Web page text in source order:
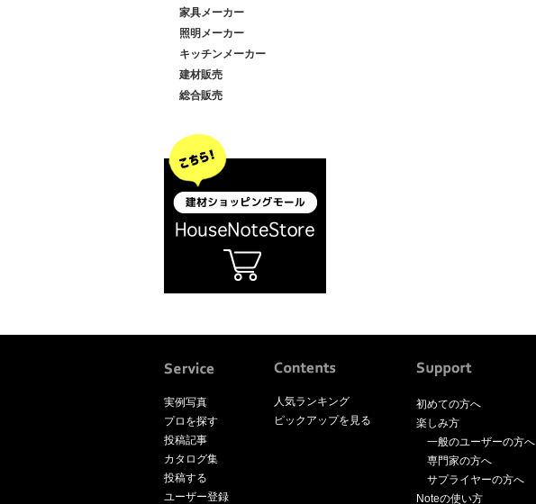
家具メーカー
照明メーカー
キッチンメーカー
建材販売
総合販売
実例写真
プロを探す
投稿記事
カタログ集
投稿する
ユーザー登録
人気ランキング
ピックアップを見る
初めての方へ
楽しみ方
一般のユーザーの方へ
専門家の方へ
サプライヤーの方へ
Noteの使い方